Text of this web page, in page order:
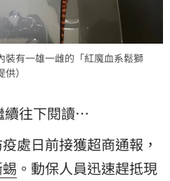
裝有一雄一雌的「紅魔血系鬆獅
）
續往下閱讀…
處日前接獲超商通報，
。動保人員迅速趕抵現